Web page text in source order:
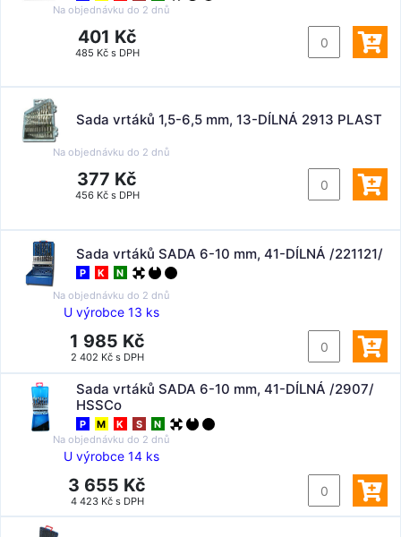
Na objednávku do 2 dnů
401 Kč
485 Kč s DPH
Sada vrtáků 1,5-6,5 mm, 13-DÍLNÁ 2913 PLAST
Na objednávku do 2 dnů
377 Kč
456 Kč s DPH
Sada vrtáků SADA 6-10 mm, 41-DÍLNÁ /221121/
P K
N
Na objednávku do 2 dnů
U výrobce 13 ks
1 985 Kč
2 402 Kč s DPH
Sada vrtáků SADA 6-10 mm, 41-DÍLNÁ /2907/
HSSCo
P M K S
N
Na objednávku do 2 dnů
U výrobce 14 ks
3 655 Kč
4 423 Kč s DPH